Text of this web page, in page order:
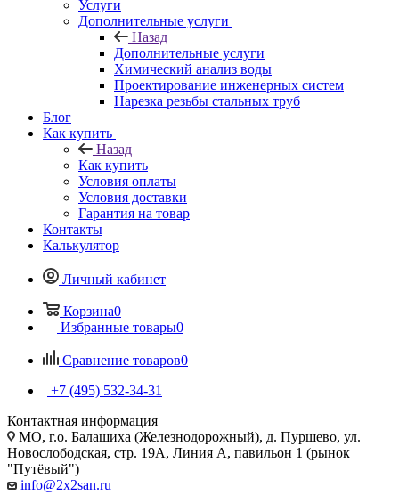
Услуги
Дополнительные услуги
Назад
Дополнительные услуги
Химический анализ воды
Проектирование инженерных систем
Нарезка резьбы стальных труб
Блог
Как купить
Назад
Как купить
Условия оплаты
Условия доставки
Гарантия на товар
Контакты
Калькулятор
Личный кабинет
Корзина0
Избранные товары0
Сравнение товаров0
+7 (495) 532‑34‑31
Контактная информация
МО, г.о. Балашиха (Железнодорожный), д. Пуршево, ул.
Новослободская, стр. 19А, Линия А, павильон 1 (рынок
"Путёвый")
info@2x2san.ru